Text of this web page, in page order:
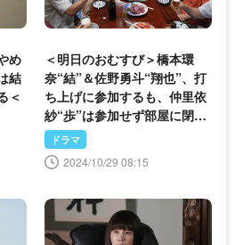
め
結
＜
＜明日のおむすび＞橋本環
奈“結”＆佐野勇斗“翔也”、打
ち上げに参加するも、仲里依
紗“歩”は参加せず部屋に閉じ
こもる
ドラマ
2024/10/29 08:15